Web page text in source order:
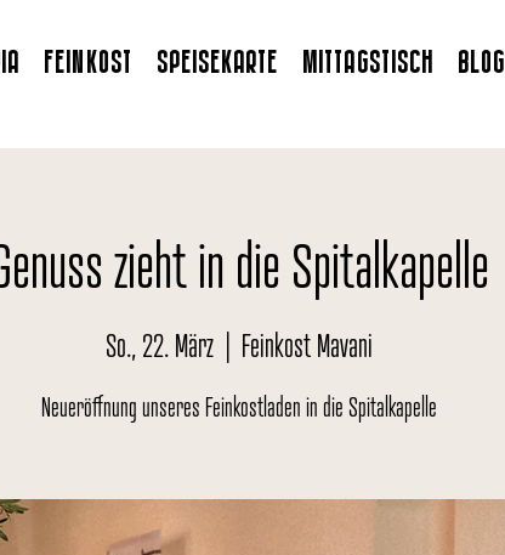
FEINKOST SPEISEKARTE MITTAGSTISCH BLOG
zieht in die Spitalkapelle
So., 22. März
  |
Feinkost Mavani
Neueröffnung unseres Feinkostladen in die Spitalkapelle